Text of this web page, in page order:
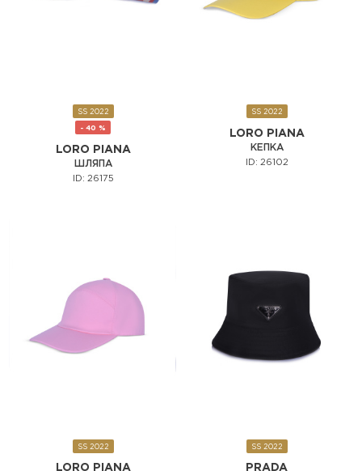
SS 2022
- 40 %
LORO PIANA
ШЛЯПА
ID: 26175
SS 2022
LORO PIANA
КЕПКА
ID: 26102
SS 2022
LORO PIANA
SS 2022
PRADA